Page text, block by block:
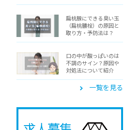
扁桃腺にできる臭い玉
（扁桃膿栓）の原因と
取り方・予防法は？
口の中が酸っぱいのは
不調のサイン？原因や
対処法について紹介
一覧を見る